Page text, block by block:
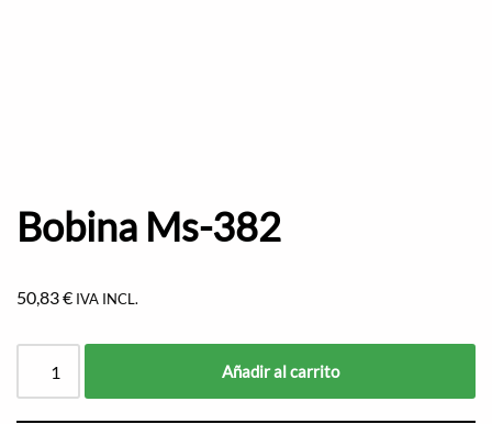
Bobina Ms-382
50,83€ IVA INCL.
Añadir al carrito